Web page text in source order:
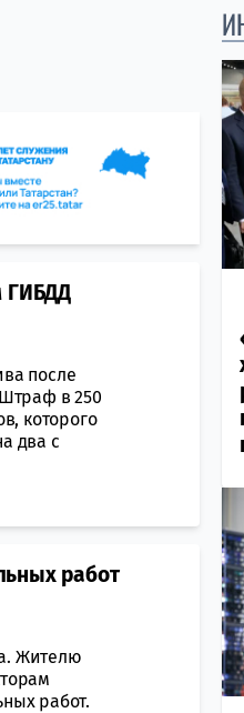
ГИБДД
после
в 250
которого
два с
работ
Жителю
работ.